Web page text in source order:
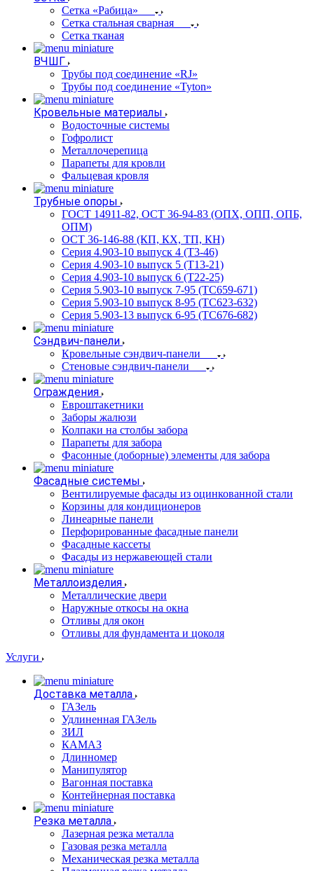
Сетка «Рабица»
Сетка стальная сварная
Сетка тканая
ВЧШГ
Трубы под соединение «RJ»
Трубы под соединение «Tyton»
Кровельные материалы
Водосточные системы
Гофролист
Металлочерепица
Парапеты для кровли
Фальцевая кровля
Трубные опоры
ГОСТ 14911-82, ОСТ 36-94-83 (ОПХ, ОПП, ОПБ,
ОПМ)
ОСТ 36-146-88 (КП, КХ, ТП, КН)
Серия 4.903-10 выпуск 4 (Т3-46)
Серия 4.903-10 выпуск 5 (Т13-21)
Серия 4.903-10 выпуск 6 (Т22-25)
Серия 5.903-10 выпуск 7-95 (ТС659-671)
Серия 5.903-10 выпуск 8-95 (ТС623-632)
Серия 5.903-13 выпуск 6-95 (ТС676-682)
Сэндвич-панели
Кровельные сэндвич-панели
Стеновые сэндвич-панели
Ограждения
Евроштакетники
Заборы жалюзи
Колпаки на столбы забора
Парапеты для забора
Фасонные (доборные) элементы для забора
Фасадные системы
Вентилируемые фасады из оцинкованной стали
Корзины для кондиционеров
Линеарные панели
Перфорированные фасадные панели
Фасадные кассеты
Фасады из нержавеющей стали
Металлоизделия
Металлические двери
Наружные откосы на окна
Отливы для окон
Отливы для фундамента и цоколя
Услуги
Доставка металла
ГАЗель
Удлиненная ГАЗель
ЗИЛ
КАМАЗ
Длинномер
Манипулятор
Вагонная поставка
Контейнерная поставка
Резка металла
Лазерная резка металла
Газовая резка металла
Механическая резка металла